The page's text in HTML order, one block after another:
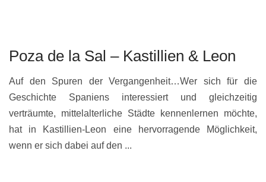
Poza de la Sal – Kastillien & Leon
Auf den Spuren der Vergangenheit…Wer sich für die
Geschichte Spaniens interessiert und gleichzeitig
verträumte, mittelalterliche Städte kennenlernen möchte,
hat in Kastillien-Leon eine hervorragende Möglichkeit,
wenn er sich dabei auf den ...